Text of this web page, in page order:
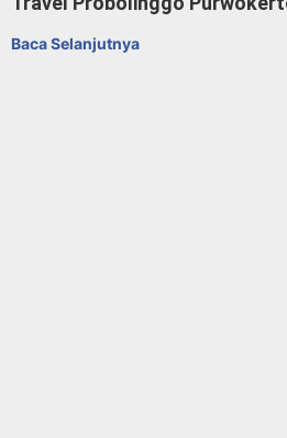
Travel Probolinggo Purwokerto